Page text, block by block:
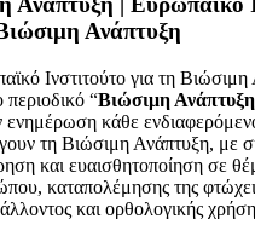
Ανάπτυξη
Ινστιτούτο για τη
περιοδικό “Βιώσιμη Ανάπτυξη
ενημέρωση κάθε
τη Βιώσιμη Ανάπτυξη, με
και ευαισθητοποίηση σε
καταπολέμησης της
και ορθολογικής